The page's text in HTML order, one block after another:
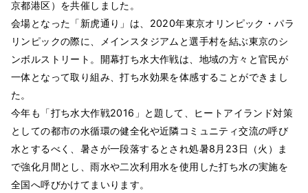
京都港区）を共催しました。
会場となった「新虎通り」は、2020年東京オリンピック・パラ
リンピックの際に、メインスタジアムと選手村を結ぶ東京のシ
ンボルストリート。開幕打ち水大作戦は、地域の方々と官民が
一体となって取り組み、打ち水効果を体感することができまし
た。
今年も「打ち水大作戦2016」と題して、ヒートアイランド対策
としての都市の水循環の健全化や近隣コミュニティ交流の呼び
水とするべく、暑さが一段落するとされ処暑8月23日（火）ま
で強化月間とし、雨水や二次利用水を使用した打ち水の実施を
全国へ呼びかけてまいります。